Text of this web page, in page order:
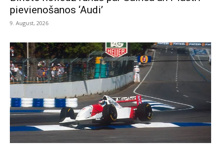
pievienošanos ‘Audi’
9. August, 2026